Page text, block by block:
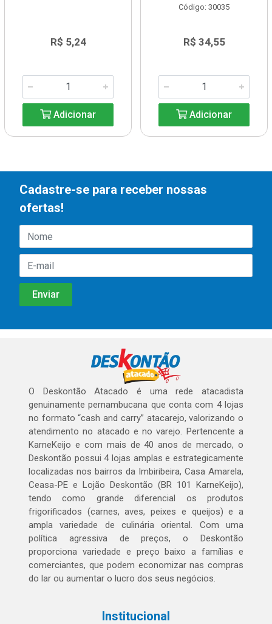
R$ 5,24
Adicionar
Código: 30035
R$ 34,55
Adicionar
Cadastre-se para receber nossas
ofertas!
O Deskontão Atacado é uma rede atacadista
genuinamente pernambucana que conta com 4 lojas
no formato “cash and carry” atacarejo, valorizando o
atendimento no atacado e no varejo. Pertencente a
KarneKeijo e com mais de 40 anos de mercado, o
Deskontão possui 4 lojas amplas e estrategicamente
localizadas nos bairros da Imbiribeira, Casa Amarela,
Ceasa-PE e Lojão Deskontão (BR 101 KarneKeijo),
tendo como grande diferencial os produtos
frigorificados (carnes, aves, peixes e queijos) e a
ampla variedade de culinária oriental. Com uma
política agressiva de preços, o Deskontão
proporciona variedade e preço baixo a famílias e
comerciantes, que podem economizar nas compras
do lar ou aumentar o lucro dos seus negócios.
Institucional